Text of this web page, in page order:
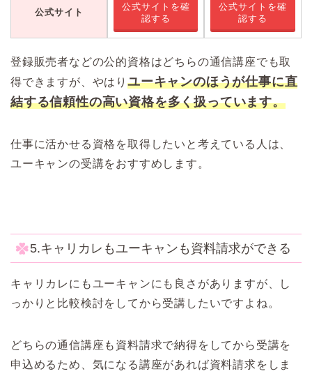
公式サイト
公式サイトを確
認する
公式サイトを確
認する
登録販売者などの公的資格はどちらの通信講座でも取
得できますが、やはり ユーキャンのほうが仕事に直
結する信頼性の高い資格を多く扱っています。
仕事に活かせる資格を取得したいと考えている人は、
ユーキャンの受講をおすすめします。
5.キャリカレもユーキャンも資料請求ができる
キャリカレにもユーキャンにも良さがありますが、し
っかりと比較検討をしてから受講したいですよね。
どちらの通信講座も資料請求で納得をしてから受講を
申込めるため、気になる講座があれば資料請求をしま